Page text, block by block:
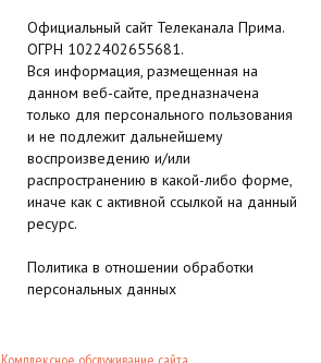
Официальный сайт Телеканала Прима.
ОГРН 1022402655681.
Вся информация, размещенная на
данном веб-сайте, предназначена
только для персонального пользования
и не подлежит дальнейшему
воспроизведению и/или
распространению в какой-либо форме,
иначе как с активной ссылкой на данный
ресурс.
Политика в отношении обработки
персональных данных